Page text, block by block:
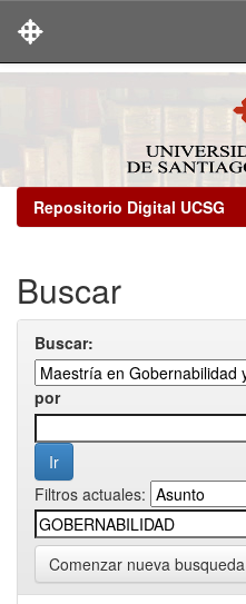
Repositorio Digital UCSG
Buscar
Buscar:
por
Filtros actuales:
Comenzar nueva busqueda